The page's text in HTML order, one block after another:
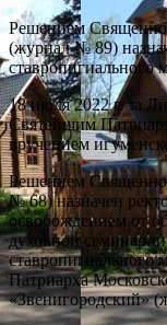
Решением
(журнал № 89)
ставропигиального
18 июля 2022 г. за
Святейшим
вручением
Решением
№ 68) назначен
освобождением от
духовной
ставропигиального
Патриарха
«Звенигородский»